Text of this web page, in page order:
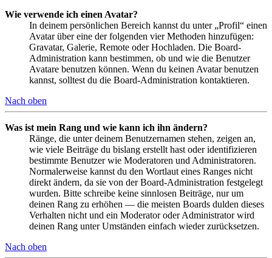
Wie verwende ich einen Avatar?
In deinem persönlichen Bereich kannst du unter „Profil“ einen
Avatar über eine der folgenden vier Methoden hinzufügen:
Gravatar, Galerie, Remote oder Hochladen. Die Board-
Administration kann bestimmen, ob und wie die Benutzer
Avatare benutzen können. Wenn du keinen Avatar benutzen
kannst, solltest du die Board-Administration kontaktieren.
Nach oben
Was ist mein Rang und wie kann ich ihn ändern?
Ränge, die unter deinem Benutzernamen stehen, zeigen an,
wie viele Beiträge du bislang erstellt hast oder identifizieren
bestimmte Benutzer wie Moderatoren und Administratoren.
Normalerweise kannst du den Wortlaut eines Ranges nicht
direkt ändern, da sie von der Board-Administration festgelegt
wurden. Bitte schreibe keine sinnlosen Beiträge, nur um
deinen Rang zu erhöhen — die meisten Boards dulden dieses
Verhalten nicht und ein Moderator oder Administrator wird
deinen Rang unter Umständen einfach wieder zurücksetzen.
Nach oben